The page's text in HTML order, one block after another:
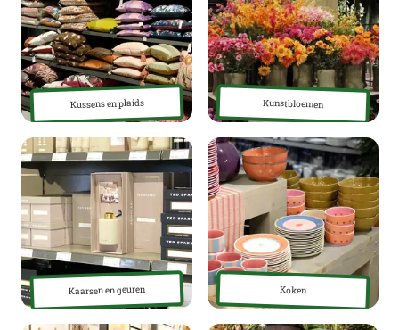
Kussens en plaids Kunstbloemen
Kaarsen en geuren Koken